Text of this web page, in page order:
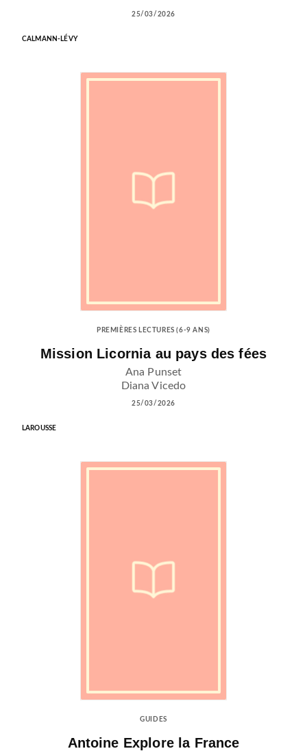
25/03/2026
CALMANN-LÉVY
PREMIÈRES LECTURES (6-9 ANS)
Mission Licornia au pays des fées
Ana Punset
Diana Vicedo
25/03/2026
LAROUSSE
GUIDES
Antoine Explore la France